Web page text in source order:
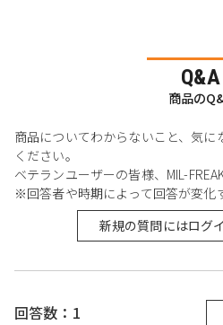
Q&A
商品の
商品についてわからないこと、気に
ください。
ベテランユーザーの皆様、MIL-
※回答者や時期によって回答が変化
新規の質問にはログ
回答数：1